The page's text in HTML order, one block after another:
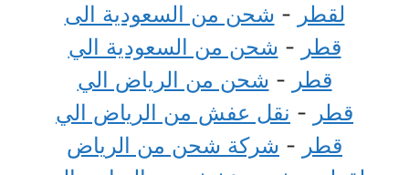
لقطر - شحن من السعودية الى
قطر - شحن من السعودية الي
قطر - شحن من الرياض الي
قطر - نقل عفش من الرياض الي
قطر - شركة شحن من الرياض